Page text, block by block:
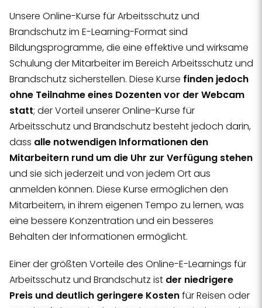
Unsere Online-Kurse für Arbeitsschutz und
Brandschutz im E-Learning-Format sind
Bildungsprogramme, die eine effektive und wirksame
Schulung der Mitarbeiter im Bereich Arbeitsschutz und
Brandschutz sicherstellen. Diese Kurse finden jedoch
ohne Teilnahme eines Dozenten vor der Webcam
statt; der Vorteil unserer Online-Kurse für
Arbeitsschutz und Brandschutz besteht jedoch darin,
dass alle notwendigen Informationen den
Mitarbeitern rund um die Uhr zur Verfügung stehen
und sie sich jederzeit und von jedem Ort aus
anmelden können. Diese Kurse ermöglichen den
Mitarbeitern, in ihrem eigenen Tempo zu lernen, was
eine bessere Konzentration und ein besseres
Behalten der Informationen ermöglicht.
Einer der größten Vorteile des Online-E-Learnings für
Arbeitsschutz und Brandschutz ist der niedrigere
Preis und deutlich geringere Kostenfür Reisen oder